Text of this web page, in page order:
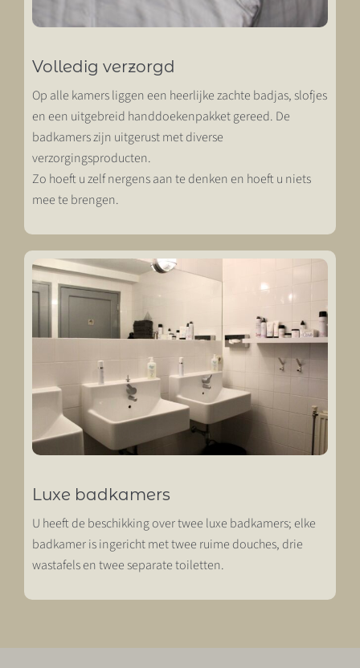
Volledig verzorgd
Op alle kamers liggen een heerlijke zachte badjas, slofjes
en een uitgebreid handdoekenpakket gereed. De
badkamers zijn uitgerust met diverse
verzorgingsproducten.
Zo hoeft u zelf nergens aan te denken en hoeft u niets
mee te brengen.
Luxe badkamers
U heeft de beschikking over twee luxe badkamers; elke
badkamer is ingericht met twee ruime douches, drie
wastafels en twee separate toiletten.